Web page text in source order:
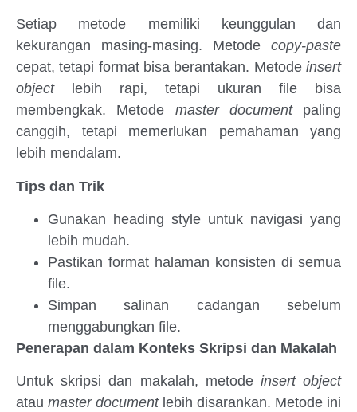
Setiap metode memiliki keunggulan dan
kekurangan masing-masing. Metode copy-paste
cepat, tetapi format bisa berantakan. Metode insert
objectlebih rapi, tetapi ukuran file bisa
membengkak. Metode master documentpaling
canggih, tetapi memerlukan pemahaman yang
lebih mendalam.
Tips dan Trik
Gunakan heading style untuk navigasi yang
lebih mudah.
Pastikan format halaman konsisten di semua
file.
Simpan salinan cadangan sebelum
menggabungkan file.
Penerapan dalam Konteks Skripsi dan Makalah
Untuk skripsi dan makalah, metode insert object
atau master documentlebih disarankan. Metode ini